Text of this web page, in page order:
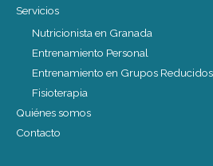
Servicios
Nutricionista en Granada
Entrenamiento Personal
Entrenamiento en Grupos
Fisioterapia
Quiénes somos
Contacto